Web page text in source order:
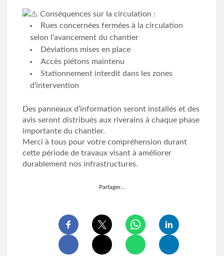
Conséquences sur la circulation :
Rues concernées fermées à la circulation
selon l’avancement du chantier
Déviations mises en place
Accès piétons maintenu
Stationnement interdit dans les zones
d’intervention
Des panneaux d’information seront installés et des
avis seront distribués aux riverains à chaque phase
importante du chantier.
Merci à tous pour votre compréhension durant
cette période de travaux visant à améliorer
durablement nos infrastructures.
Partager…